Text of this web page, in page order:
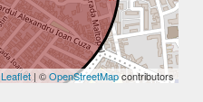
Leaflet| ©OpenStreetMapcontributors